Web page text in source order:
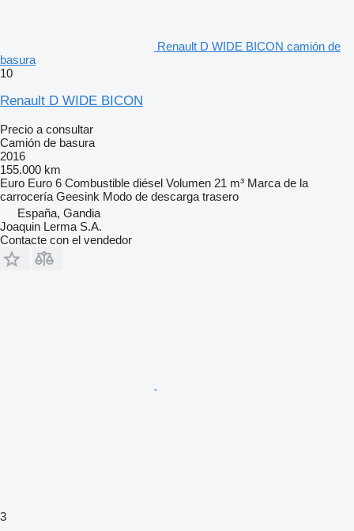
Renault D WIDE BICON camión de
basura
10
Renault D WIDE BICON
Precio a consultar
Camión de basura
2016
155.000 km
Euro Euro 6 Combustible diésel Volumen 21 m³ Marca de la
carrocería Geesink Modo de descarga trasero
España, Gandia
Joaquin Lerma S.A.
Contacte con el vendedor
3